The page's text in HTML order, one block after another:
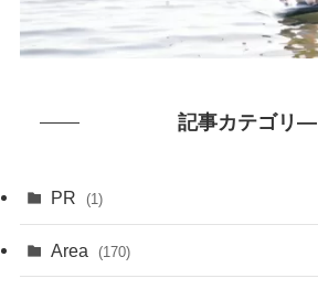
記事カテゴリ―
PR (1)
Area (170)